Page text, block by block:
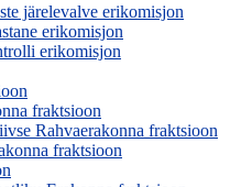
järelevalve erikomisjon
erikomisjon
erikomisjon
fraktsioon
Rahvaerakonna fraktsioon
fraktsioon